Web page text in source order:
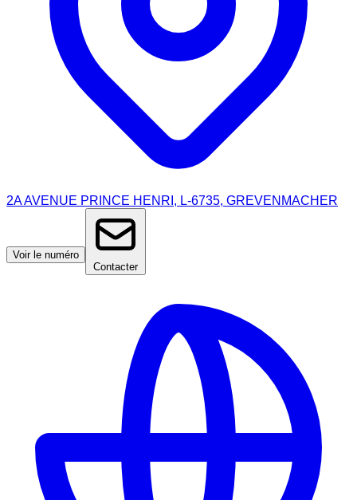
2A AVENUE PRINCE HENRI, L-6735, GREVENMACHER
Voir le numéro
Contacter